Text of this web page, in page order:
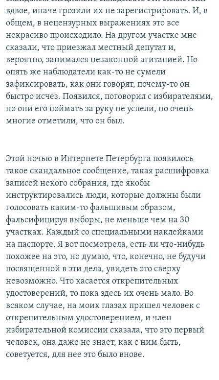
вдвое, иначе грозили их не зарегистрировать. И, в
общем, в нецензурных выражениях это все
некрасиво происходило. На другом участке мне
сказали, что приезжал местный депутат и,
вероятно, занимался незаконной агитацией. Но
опять же наблюдатели как-то не сумели
зафиксировать, как они говорят, почему-то он
быстро исчез. Появился, поговорил с избирателями,
но они его поймать за руку не успели, но очень
многие отметили, что он был.
Этой ночью в Интернете Петербурга появилось
такое скандальное сообщение, такая расшифровка
записей некого собрания, где якобы
инструктировались люди, которые должны были
голосовать каким-то фальшивым образом,
фальсифицируя выборы, не меньше чем на 30
участках. Каждый со специальными наклейками
на паспорте. Я вот посмотрела, есть ли что-нибудь
похожее на это, но думаю, что, конечно, не будучи
посвященной в эти дела, увидеть это сверху
невозможно. Что касается открепительных
удостоверений, то пока здесь их очень мало. Во
всяком случае, на моих глазах пришел человек с
открепительным удостоверением, и член
избирательной комиссии сказала, что это первый
человек, она даже не знает, как с ним быть,
советуется, для нее это было внове.